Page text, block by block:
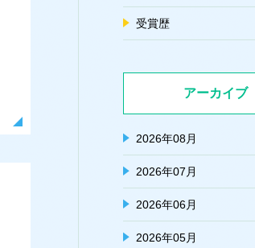
受賞歴
アーカイブ
2026年08月
2026年07月
2026年06月
2026年05月